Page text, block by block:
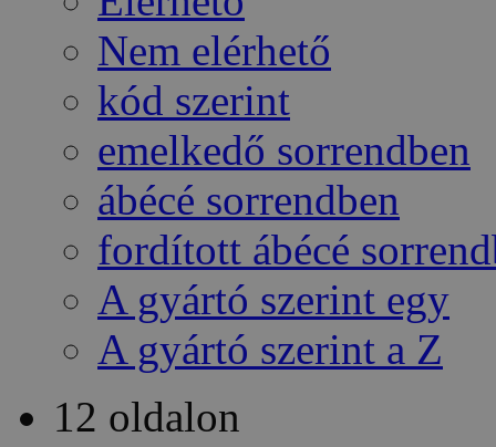
Nem elérhető
kód szerint
emelkedő sorrendben
ábécé sorrendben
fordított ábécé
A gyártó szerint egy
A gyártó szerint a Z
12 oldalon